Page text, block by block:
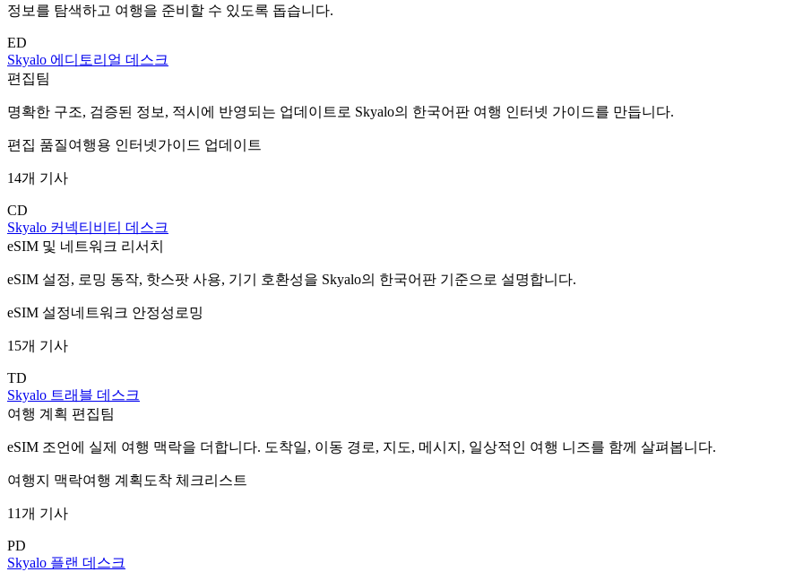
정보를 탐색하고 여행을 준비할 수 있도록 돕습니다.
ED
Skyalo 에디토리얼 데스크
편집팀
명확한 구조, 검증된 정보, 적시에 반영되는 업데이트로 Skyalo의 한국어판 여행 인터넷 가이드를 만듭니다.
편집 품질여행용 인터넷가이드 업데이트
14개 기사
CD
Skyalo 커넥티비티 데스크
eSIM 및 네트워크 리서치
eSIM 설정, 로밍 동작, 핫스팟 사용, 기기 호환성을 Skyalo의 한국어판 기준으로 설명합니다.
eSIM 설정네트워크 안정성 로밍
15개 기사
TD
Skyalo 트래블 데스크
여행 계획 편집팀
eSIM 조언에 실제 여행 맥락을 더합니다. 도착일, 이동 경로, 지도, 메시지, 일상적인 여행 니즈를 함께 살펴봅니다.
여행지 맥락여행 계획 도착 체크리스트
11개 기사
PD
Skyalo 플랜 데스크